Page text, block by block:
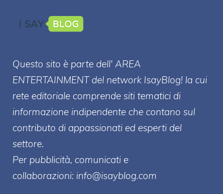
Questo sito è parte dell' AREA
ENTERTAINMENT del network IsayBlog! la cui
rete editoriale comprende siti tematici di
informazione indipendente che contano sul
contributo di appassionati ed esperti del
settore.
Per pubblicità, comunicati e
collaborazioni: info@isayblog.com